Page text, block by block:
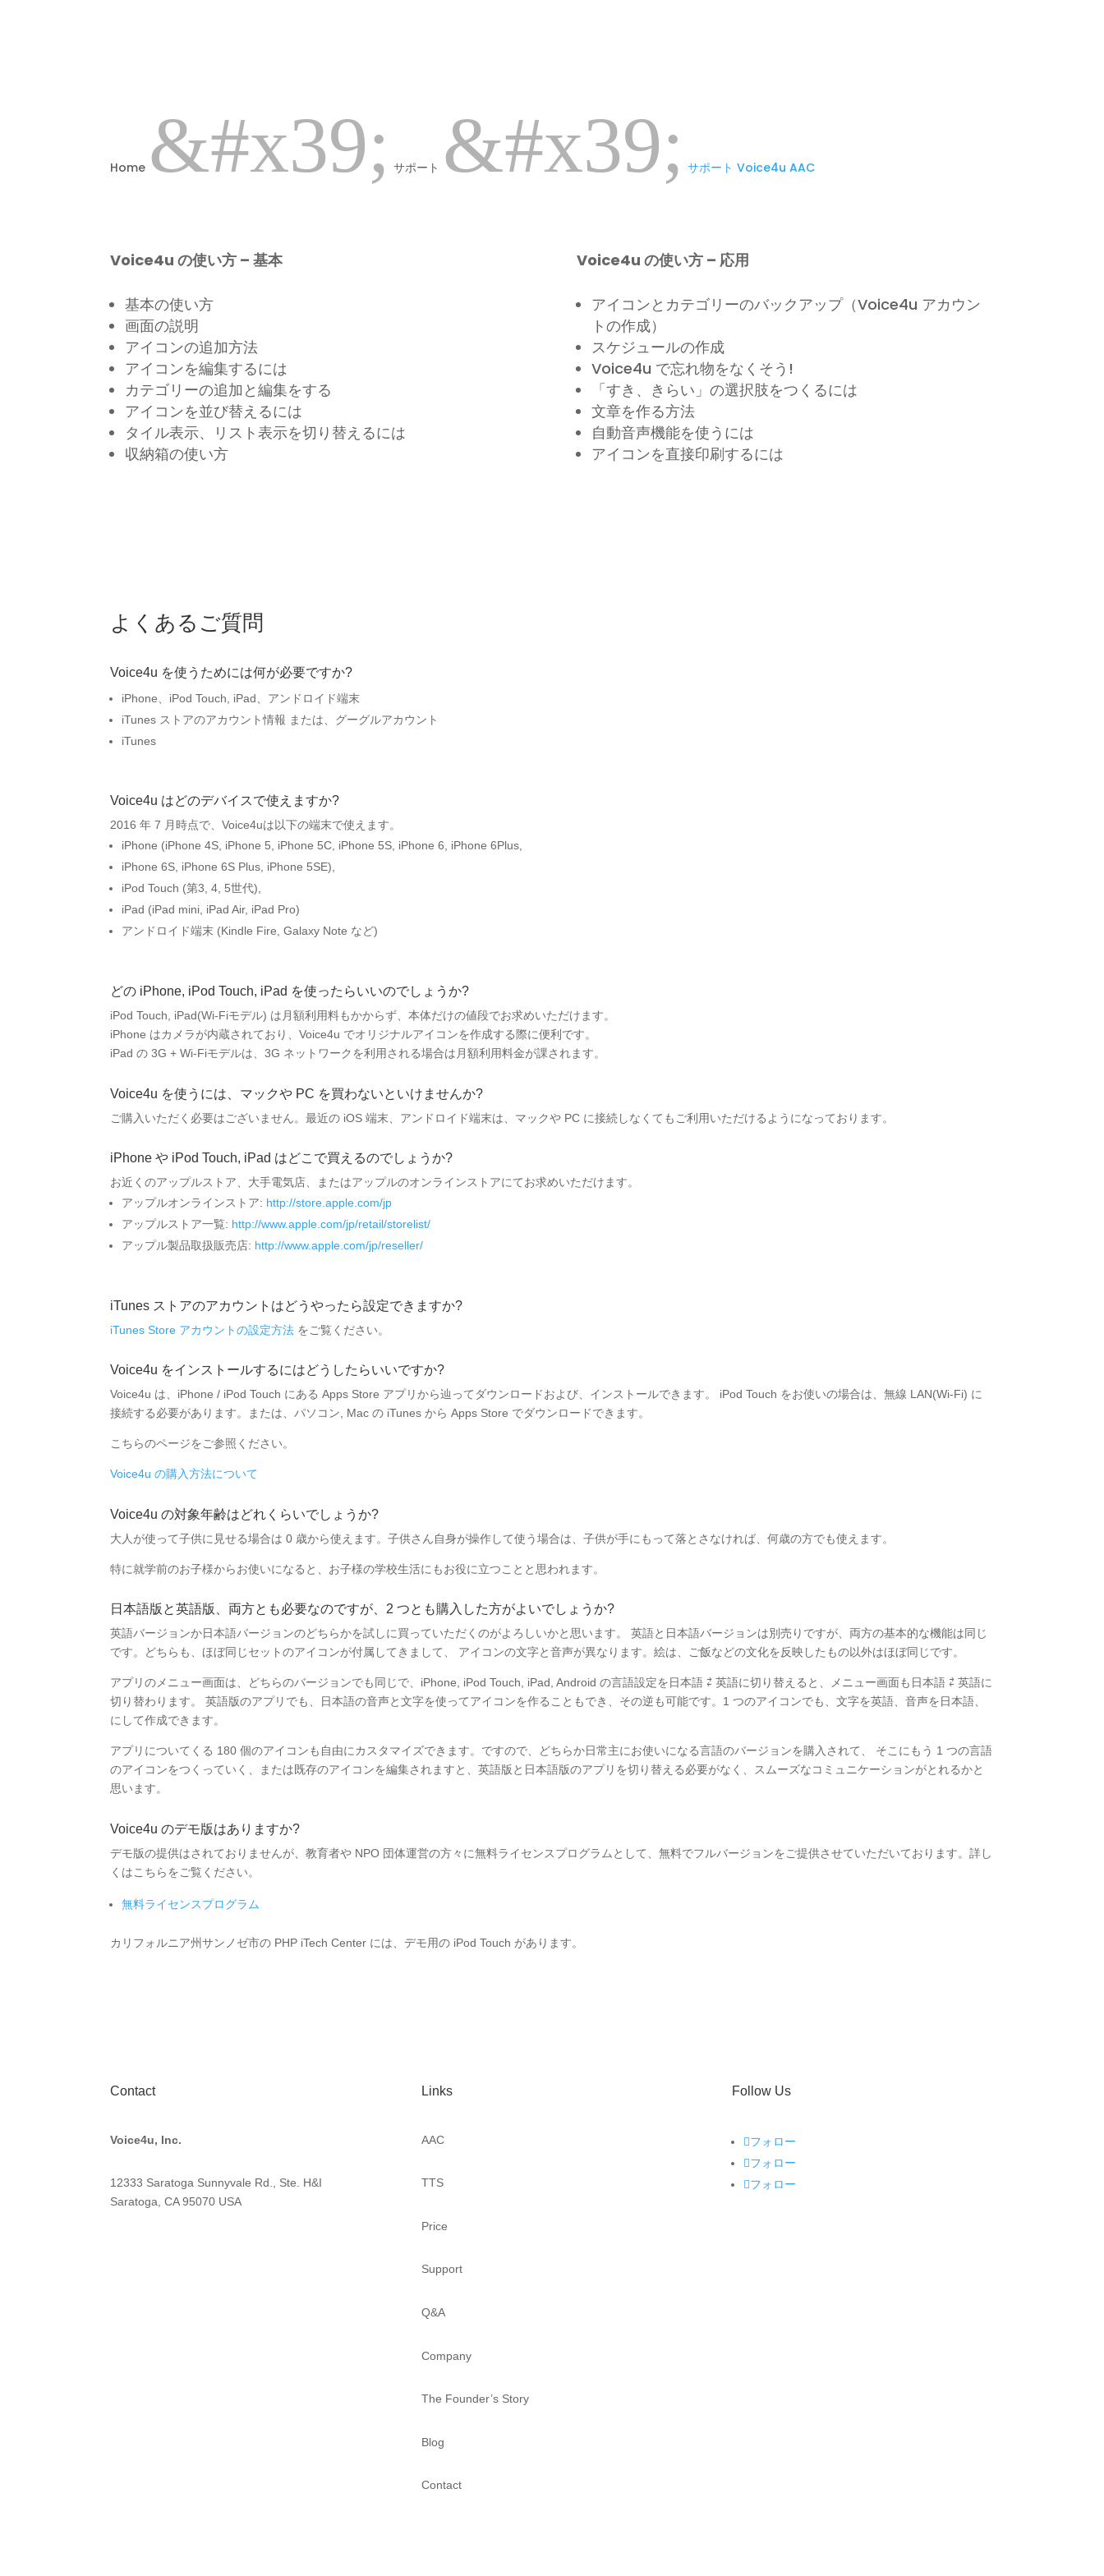
Home &#x39; サポート &#x39; サポート Voice4u AAC
Voice4u の使い方 – 基本
基本の使い方
画面の説明
アイコンの追加方法
アイコンを編集するには
カテゴリーの追加と編集をする
アイコンを並び替えるには
タイル表示、リスト表示を切り替えるには
収納箱の使い方
Voice4u の使い方 – 応用
アイコンとカテゴリーのバックアップ（Voice4u アカウン
トの作成）
スケジュールの作成
Voice4u で忘れ物をなくそう!
「すき、きらい」の選択肢をつくるには
文章を作る方法
自動音声機能を使うには
アイコンを直接印刷するには
よくあるご質問
Voice4u を使うためには何が必要ですか?
iPhone、iPod Touch, iPad、アンドロイド端末
iTunes ストアのアカウント情報 または、グーグルアカウント
iTunes
Voice4u はどのデバイスで使えますか?
2016 年 7 月時点で、Voice4uは以下の端末で使えます。
iPhone (iPhone 4S, iPhone 5, iPhone 5C, iPhone 5S, iPhone 6, iPhone 6Plus,
iPhone 6S, iPhone 6S Plus, iPhone 5SE),
iPod Touch (第3, 4, 5世代),
iPad (iPad mini, iPad Air, iPad Pro)
アンドロイド端末 (Kindle Fire, Galaxy Note など)
どの iPhone, iPod Touch, iPad を使ったらいいのでしょうか?
iPod Touch, iPad(Wi-Fiモデル) は月額利用料もかからず、本体だけの値段でお求めいただけます。
iPhone はカメラが内蔵されており、Voice4u でオリジナルアイコンを作成する際に便利です。
iPad の 3G + Wi-Fiモデルは、3G ネットワークを利用される場合は月額利用料金が課されます。
Voice4u を使うには、マックや PC を買わないといけませんか?
ご購入いただく必要はございません。最近の iOS 端末、アンドロイド端末は、マックや PC に接続しなくてもご利用いただけるようになっております。
iPhone や iPod Touch, iPad はどこで買えるのでしょうか?
お近くのアップルストア、大手電気店、またはアップルのオンラインストアにてお求めいただけます。
アップルオンラインストア: http://store.apple.com/jp
アップルストア一覧: http://www.apple.com/jp/retail/storelist/
アップル製品取扱販売店: http://www.apple.com/jp/reseller/
iTunes ストアのアカウントはどうやったら設定できますか?
iTunes Store アカウントの設定方法 をご覧ください。
Voice4u をインストールするにはどうしたらいいですか?
Voice4u は、iPhone / iPod Touch にある Apps Store アプリから辿ってダウンロードおよび、インストールできます。 iPod Touch をお使いの場合は、無線 LAN(Wi-Fi) に
接続する必要があります。または、パソコン, Mac の iTunes から Apps Store でダウンロードできます。
こちらのページをご参照ください。
Voice4u の購入方法について
Voice4u の対象年齢はどれくらいでしょうか?
大人が使って子供に見せる場合は 0 歳から使えます。子供さん自身が操作して使う場合は、子供が手にもって落とさなければ、何歳の方でも使えます。
特に就学前のお子様からお使いになると、お子様の学校生活にもお役に立つことと思われます。
日本語版と英語版、両方とも必要なのですが、2 つとも購入した方がよいでしょうか?
英語バージョンか日本語バージョンのどちらかを試しに買っていただくのがよろしいかと思います。 英語と日本語バージョンは別売りですが、両方の基本的な機能は同じ
です。どちらも、ほぼ同じセットのアイコンが付属してきまして、 アイコンの文字と音声が異なります。絵は、ご飯などの文化を反映したもの以外はほぼ同じです。
アプリのメニュー画面は、どちらのバージョンでも同じで、iPhone, iPod Touch, iPad, Android の言語設定を日本語 ⇄ 英語に切り替えると、メニュー画面も日本語 ⇄ 英語に
切り替わります。 英語版のアプリでも、日本語の音声と文字を使ってアイコンを作ることもでき、その逆も可能です。1 つのアイコンでも、文字を英語、音声を日本語、
にして作成できます。
アプリについてくる 180 個のアイコンも自由にカスタマイズできます。ですので、どちらか日常主にお使いになる言語のバージョンを購入されて、 そこにもう 1 つの言語
のアイコンをつくっていく、または既存のアイコンを編集されますと、英語版と日本語版のアプリを切り替える必要がなく、スムーズなコミュニケーションがとれるかと
思います。
Voice4u のデモ版はありますか?
デモ版の提供はされておりませんが、教育者や NPO 団体運営の方々に無料ライセンスプログラムとして、無料でフルバージョンをご提供させていただいております。詳し
くはこちらをご覧ください。
無料ライセンスプログラム
カリフォルニア州サンノゼ市の PHP iTech Center には、デモ用の iPod Touch があります。
Contact
Voice4u, Inc.
12333 Saratoga Sunnyvale Rd., Ste. H&I
Saratoga, CA 95070 USA
Links
AAC
TTS
Price
Support
Q&A
Company
The Founder’s Story
Blog
Contact
Follow Us
フォロー
フォロー
フォロー